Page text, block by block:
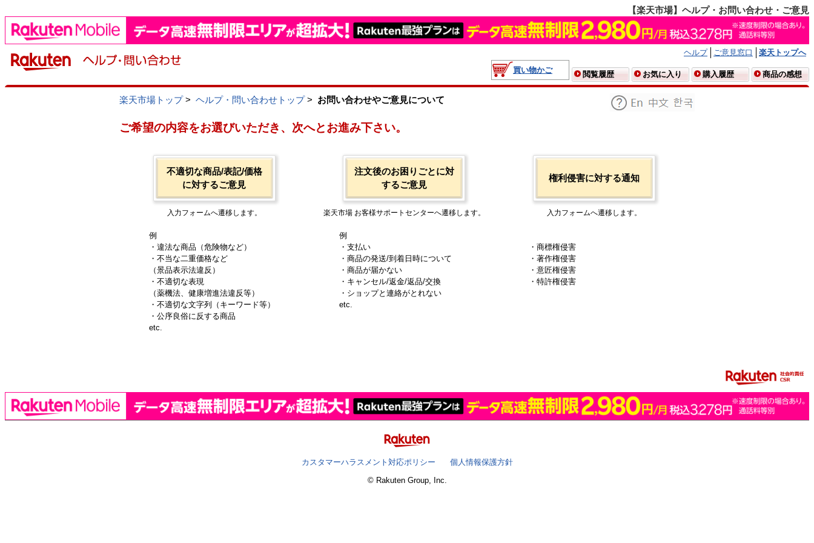
【楽天市場】ヘルプ・お問い合わせ・ご意見
ヘルプ ご意見窓口
楽天トップへ
買い物かご
閲覧履歴 お気に入り 購入履歴 商品の感想
楽天市場トップ> ヘルプ・問い合わせトップ> お問い合わせやご意見について
ご希望の内容をお選びいただき、次へとお進み下さい。
不適切な商品/表記/価格
に対するご意見
入力フォームへ遷移します。
例
・違法な商品（危険物など）
・不当な二重価格など
（景品表示法違反）
・不適切な表現
（薬機法、健康増進法違反等）
・不適切な文字列（キーワード等）
・公序良俗に反する商品
etc.
注文後のお困りごとに対
するご意見
楽天市場 お客様サポートセンターへ遷移します。
例
・支払い
・商品の発送/到着日時について
・商品が届かない
・キャンセル/返金/返品/交換
・ショップと連絡がとれない
etc.
権利侵害に対する通知
入力フォームへ遷移します。
・商標権侵害
・著作権侵害
・意匠権侵害
・特許権侵害
カスタマーハラスメント対応ポリシー
個人情報保護方針
© Rakuten Group, Inc.